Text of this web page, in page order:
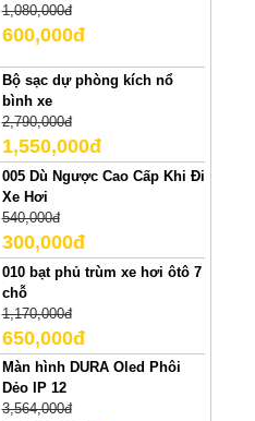
1,080,000đ
600,000đ
Bộ sạc dự phòng kích nổ
bình xe
2,790,000đ
1,550,000đ
005 Dù Ngược Cao Cấp Khi Đi
Xe Hơi
540,000đ
300,000đ
010 bạt phủ trùm xe hơi ôtô 7
chỗ
1,170,000đ
650,000đ
Màn hình DURA Oled Phôi
Dẻo IP 12
3,564,000đ